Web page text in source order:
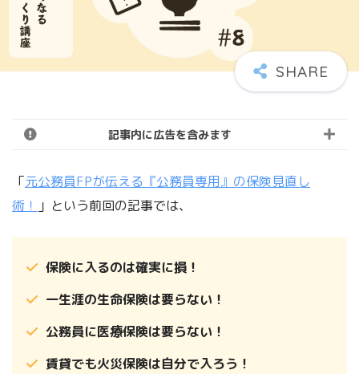
記事内に広告を含みます
「元公務員FPが伝える『公務員専用』の保険見直し
術！ 」という前回の記事では、
保険に入るのは確実に損！
一生涯の生命保険は要らない！
公務員に医療保険は要らない！
賃貸でも火災保険は自分で入ろう！